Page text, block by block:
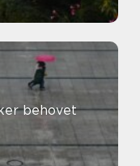
behovet